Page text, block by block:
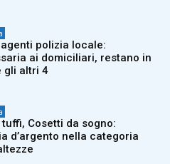
polizia locale:
ai domiciliari, restano in
gli altri 4
tuffi, Cosetti da sogno:
d’argento nella categoria